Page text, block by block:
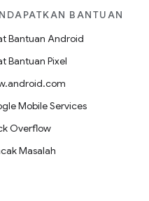
BANTUAN
Bantuan Android
Bantuan Pixel
Mobile Services
Overflow
Masalah